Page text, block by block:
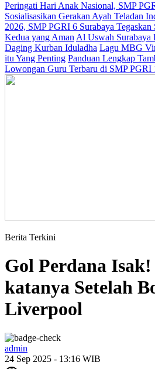
Peringati Hari Anak Nasional, SMP
Sosialisasikan Gerakan Ayah Teladan
2026, SMP PGRI 6 Surabaya Tegaskan
Kedua yang Aman Al Uswah Surabaya
Daging Kurban Iduladha Lagu MBG
itu Yang Penting Panduan Lengkap
Lowongan Guru Terbaru di SMP PGRI
Berita Terkini
Gol Perdana
katanya Setelah
Liverpool
admin
24 Sep 2025 - 13:16 WIB